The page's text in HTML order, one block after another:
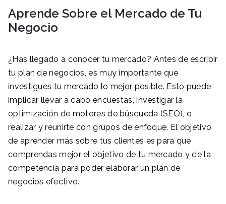
Aprende Sobre el Mercado de Tu
Negocio
¿Has llegado a conocer tu mercado? Antes de escribir
tu plan de negocios, es muy importante que
investigues tu mercado lo mejor posible. Esto puede
implicar llevar a cabo encuestas, investigar la
optimización de motores de búsqueda (SEO), o
realizar y reunirte con grupos de enfoque. El objetivo
de aprender más sobre tus clientes es para que
comprendas mejor el objetivo de tu mercado y de la
competencia para poder elaborar un plan de
negocios efectivo.